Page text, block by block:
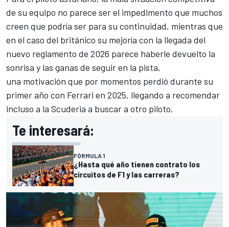
de su equipo no parece ser el impedimento que muchos
creen que podría ser para su continuidad, mientras que
en el caso del británico su mejoría con la llegada del
nuevo reglamento de 2026 parece haberle devuelto la
sonrisa y las ganas de seguir en la pista,
una motivación que por momentos perdió durante su
primer año con Ferrari en 2025, llegando a recomendar
incluso a la Scuderia a buscar a otro piloto.
Te interesará:
FÓRMULA 1
¿Hasta qué año tienen contrato los
circuitos de F1 y las carreras?